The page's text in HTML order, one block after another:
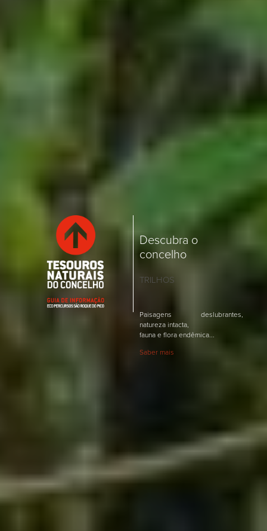
Descubra o
concelho
TRILHOS
Paisagens deslubrantes,
natureza intacta,
fauna e flora endêmica...
Saber mais